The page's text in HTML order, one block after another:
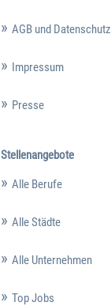
AGB und Datenschutz
Impressum
Presse
Stellenangebote
Alle Berufe
Alle Städte
Alle Unternehmen
Top Jobs